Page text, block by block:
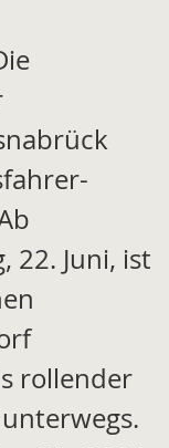
22. Juni, ist
rollender